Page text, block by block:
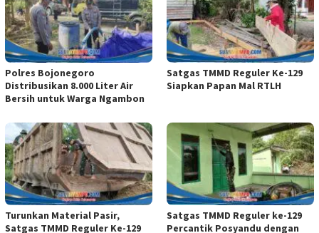
Polres Bojonegoro
Distribusikan 8.000 Liter Air
Bersih untuk Warga Ngambon
Satgas TMMD Reguler Ke-129
Siapkan Papan Mal RTLH
Turunkan Material Pasir,
Satgas TMMD Reguler Ke-129
Satgas TMMD Reguler ke-129
Percantik Posyandu dengan